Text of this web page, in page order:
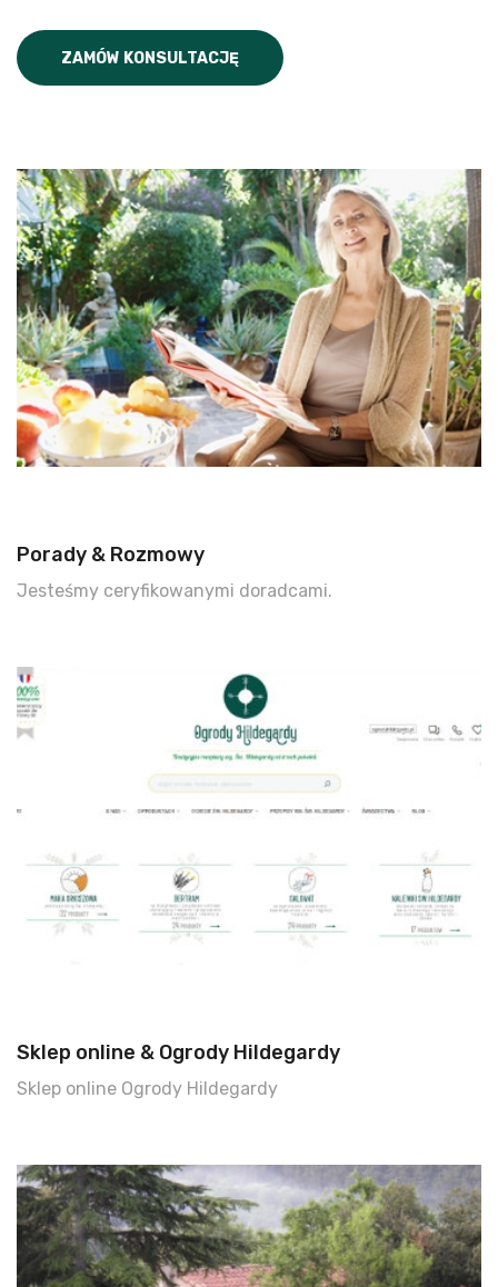
ZAMÓW KONSULTACJĘ
Porady & Rozmowy
Jesteśmy ceryfikowanymi doradcami.
Sklep online & Ogrody Hildegardy
Sklep online Ogrody Hildegardy